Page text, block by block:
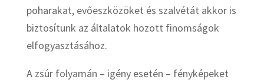
poharakat, evőeszközöket és szalvétát akkor is
biztosítunk az általatok hozott finomságok
elfogyasztásához.
A zsúr folyamán – igény esetén – fényképeket